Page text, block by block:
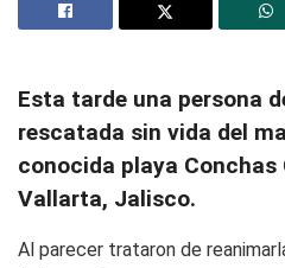
Esta tarde una persona
rescatada sin vida del
conocida playa Conchas
Vallarta, Jalisco.
Al parecer trataron de